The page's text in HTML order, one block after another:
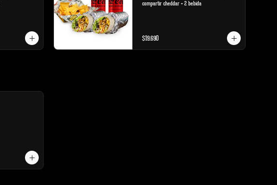
compartir cheddar + 2 bebida
$19.690